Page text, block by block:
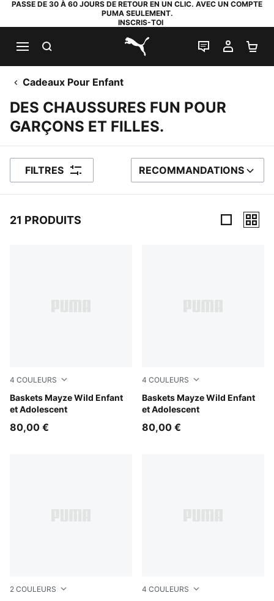
PASSE DE 30 À 60 JOURS DE RETOUR EN UN CLIC. AVEC UN COMPTE
PUMA SEULEMENT.
INSCRIS-TOI
PUMA.com
LIVE CHAT
MON
Cadeaux Pour Enfant
DES CHAUSSURES FUN POUR
GARÇONS ET FILLES.
FILTRES TRIER PAR
RECOMMANDATIONS
21 PRODUITS
4 COULEURS
Baskets Mayze Wild Enfant
et Adolescent
Rich Cocoa
80,00 €
4 COULEURS
Baskets Mayze Wild Enfant
et Adolescent
Powder Pink-PUMA White
80,00 €
2 COULEURS 4 COULEURS